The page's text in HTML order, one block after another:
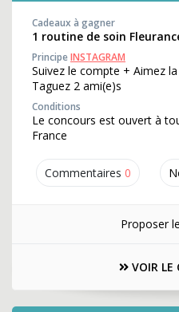
Commentaires 0
Cadeaux à gagner
1 routine de soin
PrincipeINSTAGRAM
Suivez le compte + Aimez
Taguez 2 ami(e)s
Conditions
Le concours est ouvert à
France
Proposer
VOIR LE